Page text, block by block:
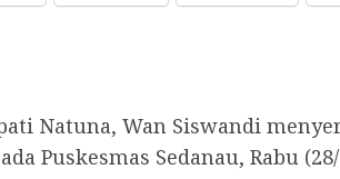
Natuna, Wan Siswandi
Puskesmas Sedanau, Rabu (28/